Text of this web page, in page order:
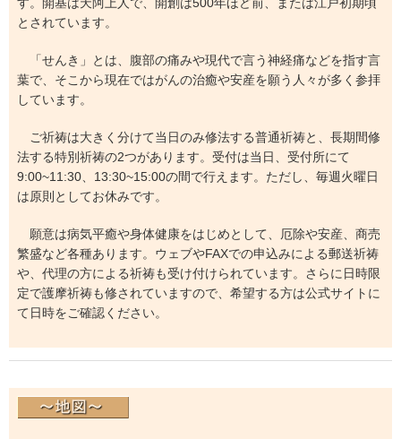
とされています。
「せんき」とは、腹部の痛みや現代で言う神経痛などを指す言
葉で、そこから現在ではがんの治癒や安産を願う人々が多く参拝
しています。
ご祈祷は大きく分けて当日のみ修法する普通祈祷と、長期間修
法する特別祈祷の2つがあります。受付は当日、受付所にて
9:00~11:30、13:30~15:00の間で行えます。ただし、毎週火曜日
は原則としてお休みです。
願意は病気平癒や身体健康をはじめとして、厄除や安産、商売
繁盛など各種あります。ウェブやFAXでの申込みによる郵送祈祷
や、代理の方による祈祷も受け付けられています。さらに日時限
定で護摩祈祷も修されていますので、希望する方は公式サイトに
て日時をご確認ください。